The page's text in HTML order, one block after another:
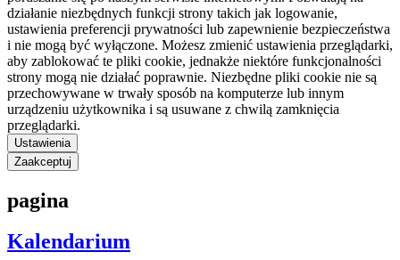
działanie niezbędnych funkcji strony takich jak logowanie,
ustawienia preferencji prywatności lub zapewnienie bezpieczeństwa
i nie mogą być wyłączone. Możesz zmienić ustawienia przeglądarki,
aby zablokować te pliki cookie, jednakże niektóre funkcjonalności
strony mogą nie działać poprawnie. Niezbędne pliki cookie nie są
przechowywane w trwały sposób na komputerze lub innym
urządzeniu użytkownika i są usuwane z chwilą zamknięcia
przeglądarki.
Ustawienia
Zaakceptuj
pagina
Kalendarium